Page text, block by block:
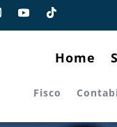
Home
Fisco